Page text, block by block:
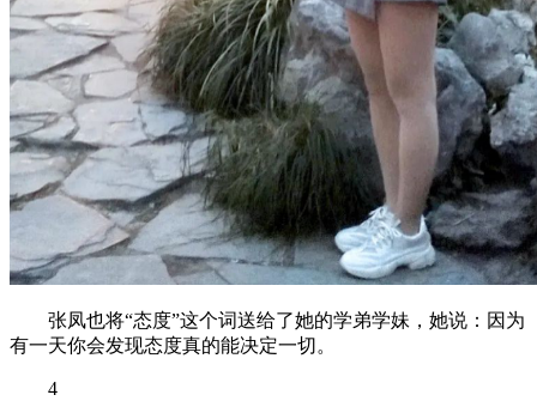
张凤也将“态度”这个词送给了她的学弟学妹，她说：因为
有一天你会发现态度真的能决定一切。
4